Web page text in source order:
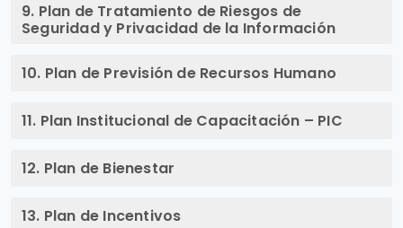
9. Plan de Tratamiento de Riesgos de
Seguridad y Privacidad de la Información
10. Plan de Previsión de Recursos Humano
11. Plan Institucional de Capacitación – PIC
12. Plan de Bienestar
13. Plan de Incentivos